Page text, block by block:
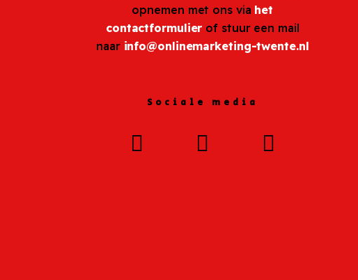
opnemen met ons via het
contactformulier of stuur een mail
naar info@onlinemarketing-twente.nl
Sociale media